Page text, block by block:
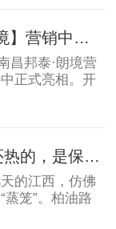
南昌【邦泰·朗境】营销中心璀璨盛放，启幕高奢人居新篇~
昌邦泰·朗境营
正式亮相。开
项...
比江西三伏天还热的，是保利和寓的爆红
的江西，仿佛
蒸笼”。柏油路
...